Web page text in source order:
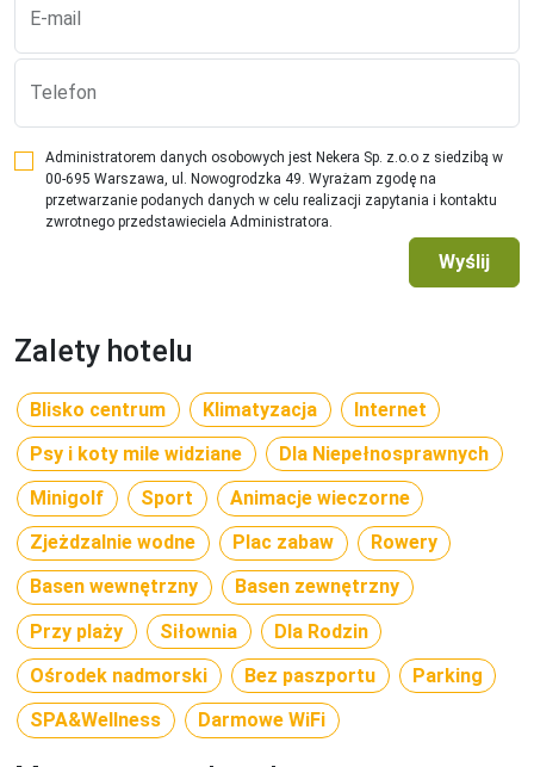
E-mail
Telefon
Administratorem danych osobowych jest Nekera Sp. z.o.o z siedzibą w
00-695 Warszawa, ul. Nowogrodzka 49. Wyrażam zgodę na
przetwarzanie podanych danych w celu realizacji zapytania i kontaktu
zwrotnego przedstawieciela Administratora.
Wyślij
Zalety hotelu
Blisko centrum Klimatyzacja
Internet
Psy i koty mile widziane
Dla Niepełnosprawnych
Minigolf
Sport
Animacje wieczorne
Zjeżdzalnie wodne
Plac zabaw
Rowery
Basen wewnętrzny
Basen zewnętrzny
Przy plaży
Siłownia
Dla Rodzin
Ośrodek nadmorski
Bez paszportu
Parking
SPA&Wellness
Darmowe WiFi